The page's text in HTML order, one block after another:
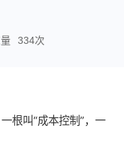
334次
根叫“成本控制”，一